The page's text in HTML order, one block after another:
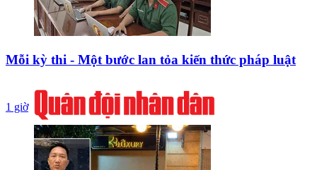
Mỗi kỳ thi - Một bước lan tỏa kiến thức pháp luật
1 giờ